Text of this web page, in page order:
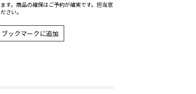
す。商品の確保はご予約が確実です。担当窓
さい。
ブックマークに追加